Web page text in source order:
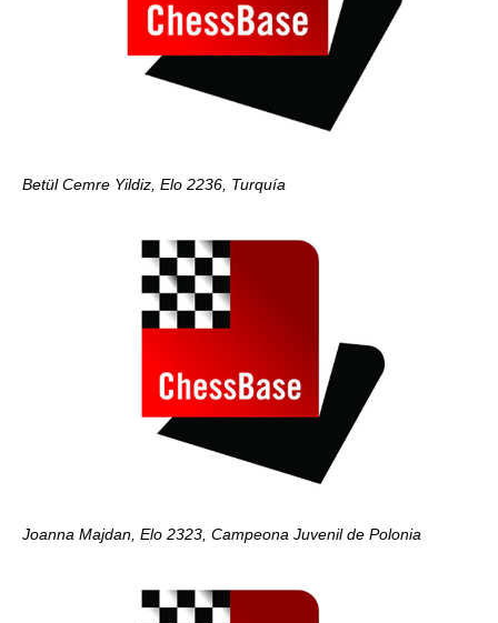
Betül Cemre Yildiz, Elo 2236, Turquía
Joanna Majdan, Elo 2323, Campeona Juvenil de Polonia